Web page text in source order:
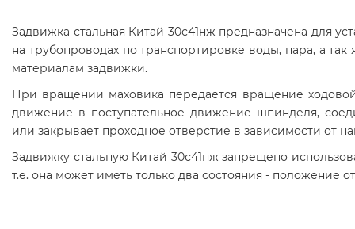
Задвижка стальная Китай 30с41нж предназначена для
на трубопроводах по транспортировке воды, пара, а
материалам задвижки.
При вращении маховика передается вращение
движение в поступательное движение шпинделя,
или закрывает проходное отверстие в зависимости от
Задвижку стальную Китай 30с41нж запрещено
т.е. она может иметь только два состояния - положение